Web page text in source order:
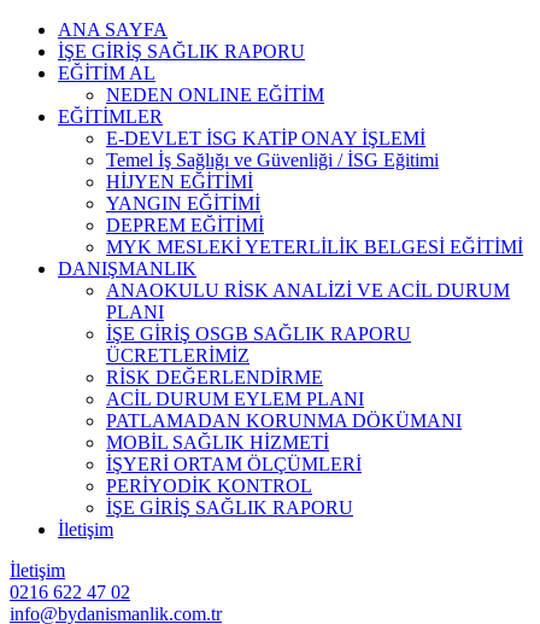
Skip
content
ANA SAYFA
İŞE GİRİŞ SAĞLIK RAPORU
EĞİTİM AL
NEDEN ONLINE EĞİTİM
EĞİTİMLER
E-DEVLET İSG KATİP ONAY İŞLEMİ
Temel İş Sağlığı ve Güvenliği / İSG Eğitimi
HİJYEN EĞİTİMİ
YANGIN EĞİTİMİ
DEPREM EĞİTİMİ
MYK MESLEKİ YETERLİLİK BELGESİ EĞİTİMİ
DANIŞMANLIK
ANAOKULU RİSK ANALİZİ VE ACİL DURUM
PLANI
İŞE GİRİŞ OSGB SAĞLIK RAPORU
ÜCRETLERİMİZ
RİSK DEĞERLENDİRME
ACİL DURUM EYLEM PLANI
PATLAMADAN KORUNMA DÖKÜMANI
MOBİL SAĞLIK HİZMETİ
İŞYERİ ORTAM ÖLÇÜMLERİ
PERİYODİK KONTROL
İŞE GİRİŞ SAĞLIK RAPORU
İletişim
İletişim
0216 622 47 02
info@bydanismanlik.com.tr